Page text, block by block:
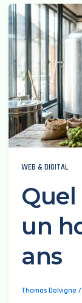
WEB & DIGITAL
un
ans
Thomas Delvigne /